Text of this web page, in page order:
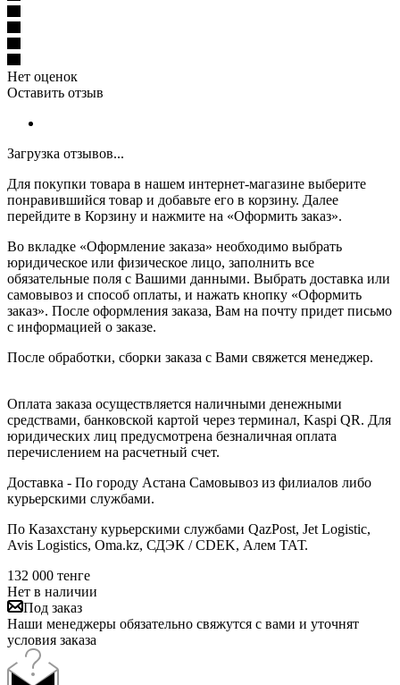
Нет оценок
Оставить отзыв
Загрузка отзывов...
Для покупки товара в нашем интернет-магазине выберите
понравившийся товар и добавьте его в корзину. Далее
перейдите в Корзину и нажмите на «Оформить заказ».
Во вкладке «Оформление заказа» необходимо выбрать
юридическое или физическое лицо, заполнить все
обязательные поля с Вашими данными. Выбрать доставка или
самовывоз и способ оплаты, и нажать кнопку «Оформить
заказ». После оформления заказа, Вам на почту придет письмо
с информацией о заказе.
После обработки, сборки заказа с Вами свяжется менеджер.
Оплата заказа осуществляется наличными денежными
средствами, банковской картой через терминал, Kaspi QR. Для
юридических лиц предусмотрена безналичная оплата
перечислением на расчетный счет.
Доставка - По городу Астана Самовывоз из филиалов либо
курьерскими службами.
По Казахстану курьерскими службами QazPost, Jet Logistic,
Avis Logistics, Oma.kz, СДЭК / CDEK, Алем ТАТ.
132 000 тенге
Нет в наличии
Под заказ
Наши менеджеры обязательно свяжутся с вами и уточнят
условия заказа